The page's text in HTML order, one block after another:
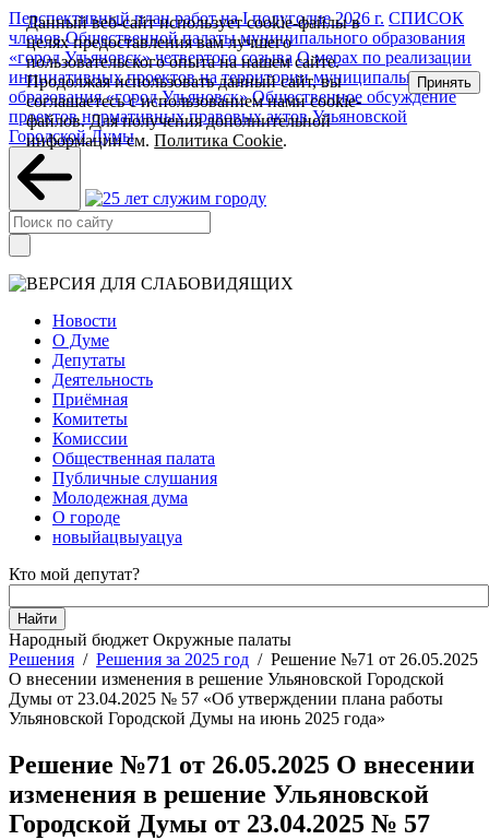
Перспективный план работ на I полугодие 2026 г. СПИСОК
членов Общественной палаты муниципального образования
«город Ульяновск» четвертого созыва О мерах по реализации
инициативных проектов на территории муниципального
образования «город Ульяновск» Общественное обсуждение
проектов нормативных правовых актов Ульяновской
Городской Думы
Новости
О Думе
Депутаты
Деятельность
Приёмная
Комитеты
Комиссии
Общественная палата
Публичные слушания
Молодежная дума
О городе
новыйацвыуацуа
Кто мой депутат?
Народный бюджет Окружные палаты
Решения / Решения за 2025 год / Решение №71 от 26.05.2025
О внесении изменения в решение Ульяновской Городской
Думы от 23.04.2025 № 57 «Об утверждении плана работы
Ульяновской Городской Думы на июнь 2025 года»
Решение №71 от 26.05.2025 О внесении
изменения в решение Ульяновской
Городской Думы от 23.04.2025 № 57
Данный веб-сайт использует cookie-файлы в
целях предоставления вам лучшего
пользовательского опыта на нашем сайте.
Продолжая использовать данный сайт, вы
соглашаетесь с использованием нами cookie-
файлов. Для получения дополнительной
информации см.Политика Cookie.
Принять